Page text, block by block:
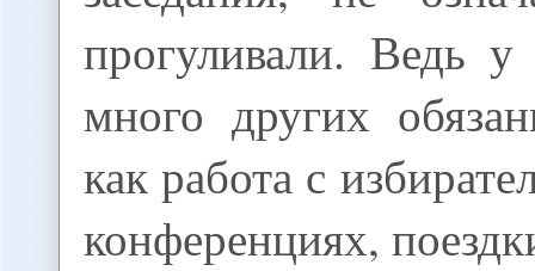
прогуливали. Ведь у
много других
как работа с
конференциях,